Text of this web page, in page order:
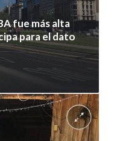
fue más alta
para el dato